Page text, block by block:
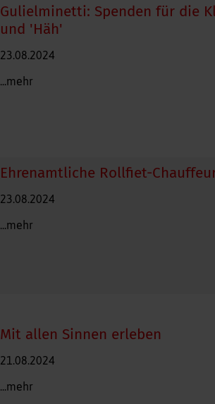
Gulielminetti: Spenden für die
und 'Häh'
23.08.2024
...mehr
Ehrenamtliche Rollfiet-
23.08.2024
...mehr
Mit allen Sinnen erleben
21.08.2024
...mehr